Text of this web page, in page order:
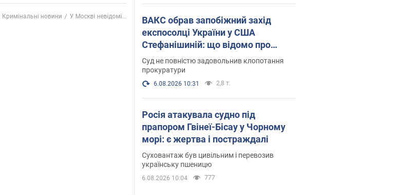
Кримінальні новини У Москві невідомі...
ВАКС обрав запобіжний захід
експосолці України у США
Стефанішиній: що відомо про
справу
Суд не повністю задовольнив клопотання
прокуратури
6.08.2026 10:31 2,8 т.
Росія атакувала судно під
прапором Гвінеї-Бісау у Чорному
морі: є жертва і постраждалі
Суховантаж був цивільним і перевозив
українську пшеницю
6.08.2026 10:04 777